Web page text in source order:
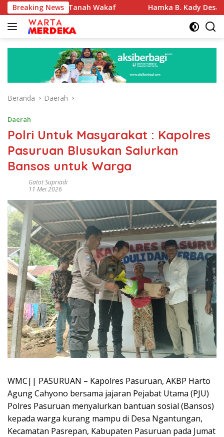
Langsung
ke
konten
Breaking News
Tanah Wakaf Hamka B. Kady Desak
Beranda Daerah
Daerah
Polri Untuk Masyarakat : Kapolres
Pasuruan Blusukan Salurkan
Bansos untuk Warga
Gatot Supriadi
11 Mei 2026
WMC|| PASURUAN – Kapolres Pasuruan, AKBP Harto
Agung Cahyono bersama jajaran Pejabat Utama (PJU)
Polres Pasuruan menyalurkan bantuan sosial (Bansos)
kepada warga kurang mampu di Desa Ngantungan,
Kecamatan Pasrepan, Kabupaten Pasuruan pada Jumat